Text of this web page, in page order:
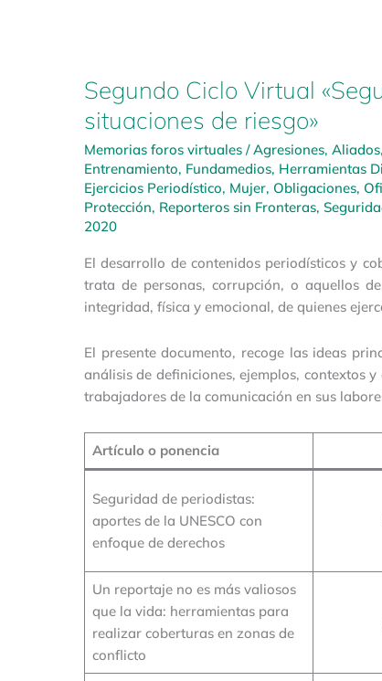
Segundo Ciclo Virtual
situaciones de riesgo»
Memorias foros virtuales /Agresiones, Aliados,
Entrenamiento, Fundamedios, Herramientas
Ejercicios Periodístico, Mujer, Obligaciones,
Protección, Reporteros sin Fronteras,
2020
El desarrollo de contenidos periodísticos y
trata de personas, corrupción, o aquellos
integridad, física y emocional, de quienes
El presente documento, recoge las ideas
análisis de definiciones, ejemplos, contextos
trabajadores de la comunicación en sus
Artículo o ponencia
Seguridad de periodistas:
aportes de la UNESCO con
enfoque de derechos
Un reportaje no es más valiosos
que la vida: herramientas para
realizar coberturas en zonas de
conflicto